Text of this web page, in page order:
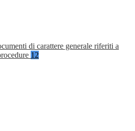
di carattere generale riferiti a
12